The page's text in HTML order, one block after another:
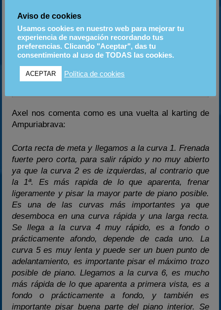
Lluís Lligadas se centrará este año en
Axel nos comenta como es una vuelta al karting de
Ampuriabrava:
Corta recta de meta y llegamos a la curva 1. Frenada
fuerte pero corta, para salir rápido y no muy abierto
ya que la curva 2 es de izquierdas, al contrario que
la 1ª. Es más rapida de lo que aparenta, frenar
ligeramente y pisar la mayor parte de piano posible.
Es una de las curvas más importantes ya que
desemboca en una curva rápida y una larga recta.
Se llega a la curva 4 muy rápido, es a fondo o
prácticamente afondo, depende de cada uno. La
curva 5 es muy lenta y puede ser un buen punto de
adelantamiento, es importante pisar el máximo trozo
posible de piano. Llegamos a la curva 6, es mucho
más rápida de lo que aparenta a primera vista, es a
fondo o prácticamente a fondo, y también es
importante pisar buena parte del piano interior. Se
Aviso de cookies
Usamos cookies en nuestro web para mejorar tu
experiencia de navegación recordando tus
preferencias. Clicando "Aceptar", das tu
consentimiento al uso de TODAS las cookies.
ACEPTAR Política de cookies